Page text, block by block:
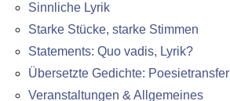
Sinnliche Lyrik
Starke Stücke, starke Stimmen
Statements: Quo vadis, Lyrik?
Übersetzte Gedichte: Poesietransfer
Veranstaltungen & Allgemeines